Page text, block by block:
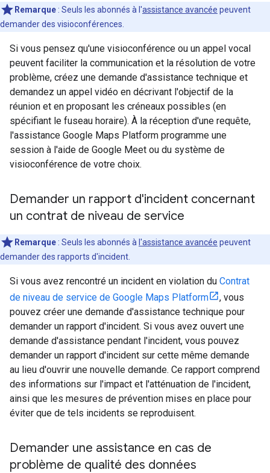
Remarque : Seuls les abonnés à l'assistance avancée peuvent
demander des visioconférences.
Si vous pensez qu'une visioconférence ou un appel vocal
peuvent faciliter la communication et la résolution de votre
problème, créez une demande d'assistance technique et
demandez un appel vidéo en décrivant l'objectif de la
réunion et en proposant les créneaux possibles (en
spécifiant le fuseau horaire). À la réception d'une requête,
l'assistance Google Maps Platform programme une
session à l'aide de Google Meet ou du système de
visioconférence de votre choix.
Demander un rapport d'incident concernant
un contrat de niveau de service
Remarque : Seuls les abonnés à l'assistance avancée peuvent
demander des rapports d'incident.
Si vous avez rencontré un incident en violation du Contrat
de niveau de service de Google Maps Platform
, vous
pouvez créer une demande d'assistance technique pour
demander un rapport d'incident. Si vous avez ouvert une
demande d'assistance pendant l'incident, vous pouvez
demander un rapport d'incident sur cette même demande
au lieu d'ouvrir une nouvelle demande. Ce rapport comprend
des informations sur l'impact et l'atténuation de l'incident,
ainsi que les mesures de prévention mises en place pour
éviter que de tels incidents se reproduisent.
Demander une assistance en cas de
problème de qualité des données